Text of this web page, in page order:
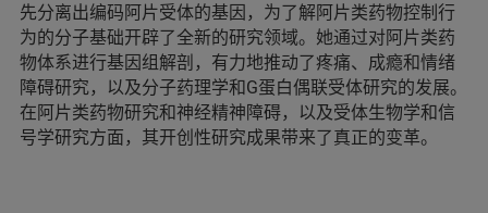
先分离出编码阿片受体的基因，为了解阿片类药物控制行
为的分子基础开辟了全新的研究领域。她通过对阿片类药
物体系进行基因组解剖，有力地推动了疼痛、成瘾和情绪
障碍研究，以及分子药理学和G蛋白偶联受体研究的发展。
在阿片类药物研究和神经精神障碍，以及受体生物学和信
号学研究方面，其开创性研究成果带来了真正的变革。